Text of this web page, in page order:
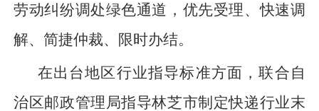
劳动纠纷调处绿色通道，优先受理、快速调
解、简捷仲裁、限时办结。
在出台地区行业指导标准方面，联合自
治区邮政管理局指导林芝市制定快递行业末